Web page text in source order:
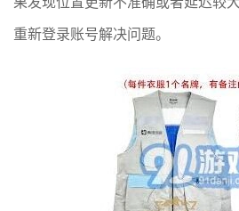
重新登录账号解决问题。